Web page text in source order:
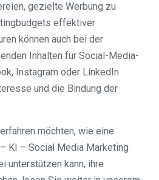
gezielte Werbung zu
effektiver
können auch bei der
Inhalten für Social-Media-
Instagram oder LinkedIn
und die Bindung der
möchten, wie eine
KI – Social Media Marketing
unterstützen kann, ihre